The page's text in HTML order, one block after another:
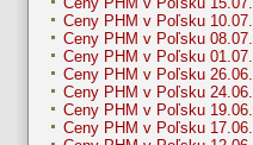
Ceny PHM v Poľsku 10.07.
Ceny PHM v Poľsku 08.07.
Ceny PHM v Poľsku 01.07.
Ceny PHM v Poľsku 26.06.
Ceny PHM v Poľsku 24.06.
Ceny PHM v Poľsku 19.06.
Ceny PHM v Poľsku 17.06.